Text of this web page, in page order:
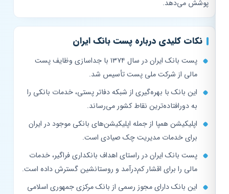
پوشش می‌دهد.
نکات کلیدی درباره پست بانک ایران
پست بانک ایران در سال ۱۳۷۴ با جداسازی وظایف پست
مالی از شرکت ملی پست تأسیس شد.
این بانک با بهره‌گیری از شبکه دفاتر پستی، خدمات بانکی را
به دورافتاده‌ترین نقاط کشور می‌رساند.
اپلیکیشن همپا از جمله اپلیکیشن‌های بانکی موجود در ایران
برای خدمات مدیریت چک صیادی است.
پست بانک ایران در راستای اهداف بانکداری فراگیر، خدمات
مالی را برای اقشار کم‌درآمد و روستانشین گسترش داده است.
این بانک دارای مجوز رسمی از بانک مرکزی جمهوری اسلامی